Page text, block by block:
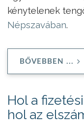
kénytelenek
Népszavában.
BŐVEBBEN ...
Hol a
hol az